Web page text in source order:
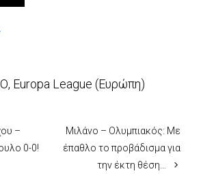
, Europa League (Ευρώπη)
–
0-0!
Μιλάνο – Ολυμπιακός: Με
έπαθλο το προβάδισμα για
την έκτη θέση…